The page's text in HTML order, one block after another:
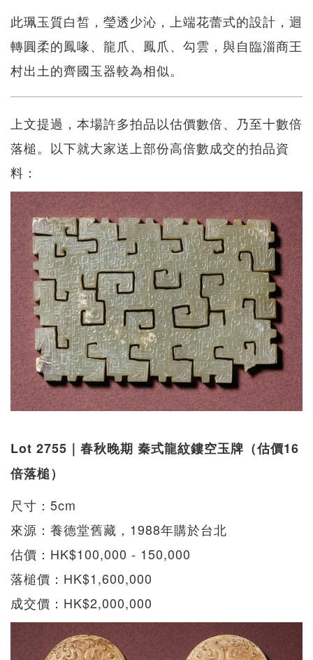
此珮玉質白皙，瑩透少沁，上端花蕾式的設計，迴
轉圓柔的鳳喙、龍爪、鳳爪、勾雲，與自臨淄商王
村出土的齊國玉器較為相似。
上文提過，本場許多拍品以估價數倍、乃至十數倍
落槌。以下就大家送上部份高倍數成交的拍品資
料：
Lot 2755｜春秋晚期 秦式龍紋鏤空玉牌（估價16
倍落槌）
尺寸：5cm
來源：養德堂舊藏，1988年購於台北
估價：HK$100,000 - 150,000
落槌價：HK$1,600,000
成交價：HK$2,000,000